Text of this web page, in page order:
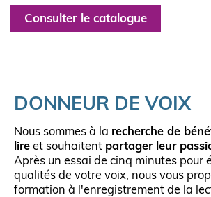
Consulter le catalogue
DONNEUR DE VOIX
Nous sommes à la recherche de
lire et souhaitent partager leur
Après un essai de cinq minutes pour
qualités de votre voix, nous vous
formation à l'enregistrement de la